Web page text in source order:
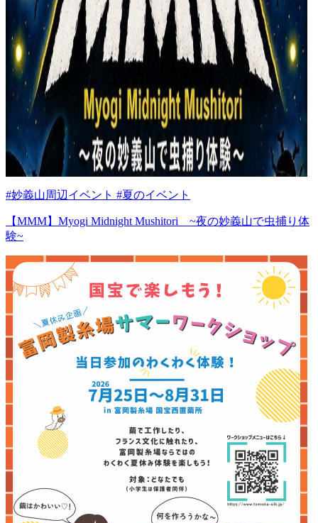
#妙義山周辺イベント #夏のイベント
【MMM】Myogi Midnight Mushitori ~夜の妙義山で虫捕り体
験~